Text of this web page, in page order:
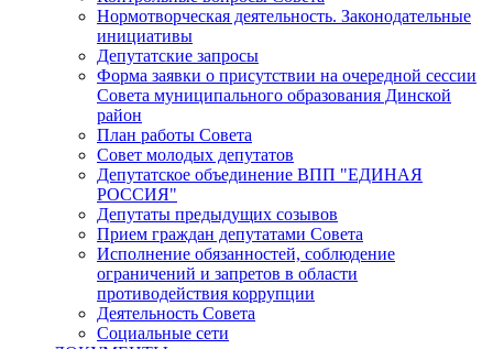
Нормотворческая деятельность. Законодательные
инициативы
Депутатские запросы
Форма заявки о присутствии на очередной сессии
Совета муниципального образования Динской
район
План работы Совета
Совет молодых депутатов
Депутатское объединение ВПП "ЕДИНАЯ
РОССИЯ"
Депутаты предыдущих созывов
Прием граждан депутатами Совета
Исполнение обязанностей, соблюдение
ограничений и запретов в области
противодействия коррупции
Деятельность Совета
Социальные сети